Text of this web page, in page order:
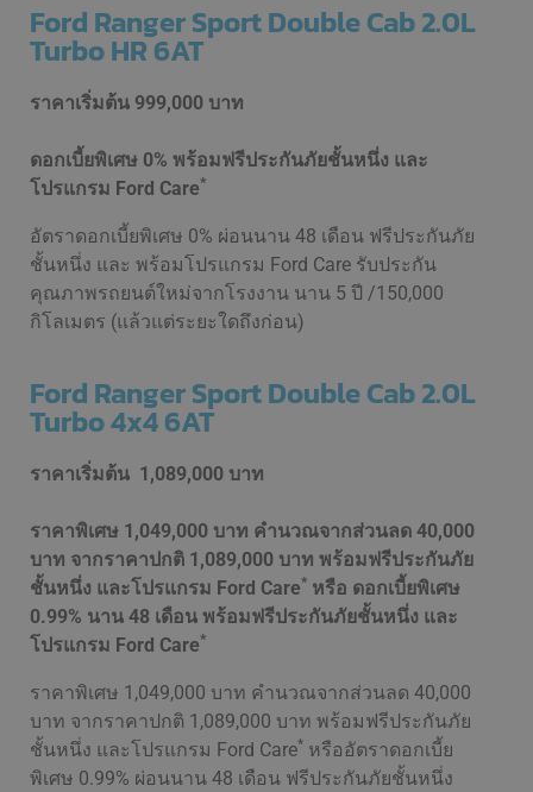
Ford Ranger Sport Double Cab 2.0L
Turbo HR 6AT
ราคาเริ่มต้น 999,000 บาท
ดอกเบี้ยพิเศษ 0% พร้อมฟรีประกันภัยชั้นหนึ่ง และ
โปรแกรม Ford Care*
อัตราดอกเบี้ยพิเศษ 0% ผ่อนนาน 48 เดือน ฟรีประกันภัย
ชั้นหนึ่ง และ พร้อมโปรแกรม Ford Care รับประกัน
คุณภาพรถยนต์ใหม่จากโรงงาน นาน 5 ปี /150,000
กิโลเมตร (แล้วแต่ระยะใดถึงก่อน)
Ford Ranger Sport Double Cab 2.0L
Turbo 4x4 6AT
ราคาเริ่มต้น 1,089,000 บาท
ราคาพิเศษ 1,049,000 บาท คำนวณจากส่วนลด 40,000
บาท จากราคาปกติ 1,089,000 บาท พร้อมฟรีประกันภัย
ชั้นหนึ่ง และโปรแกรม Ford Care* หรือ ดอกเบี้ยพิเศษ
0.99% นาน 48 เดือน พร้อมฟรีประกันภัยชั้นหนึ่ง และ
โปรแกรม Ford Care*
ราคาพิเศษ 1,049,000 บาท คำนวณจากส่วนลด 40,000
บาท จากราคาปกติ 1,089,000 บาท พร้อมฟรีประกันภัย
ชั้นหนึ่ง และโปรแกรม Ford Care* หรืออัตราดอกเบี้ย
พิเศษ 0.99% ผ่อนนาน 48 เดือน ฟรีประกันภัยชั้นหนึ่ง